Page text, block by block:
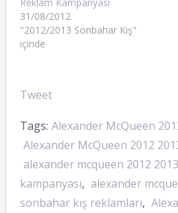
31/08/2012
"2012/2013 Sonbahar Kış"
içinde
Tweet
Tags: Alexander McQueen
Alexander McQueen 2012
alexander mcqueen 2012
kampanyası, alexander
sonbahar kış reklamları,